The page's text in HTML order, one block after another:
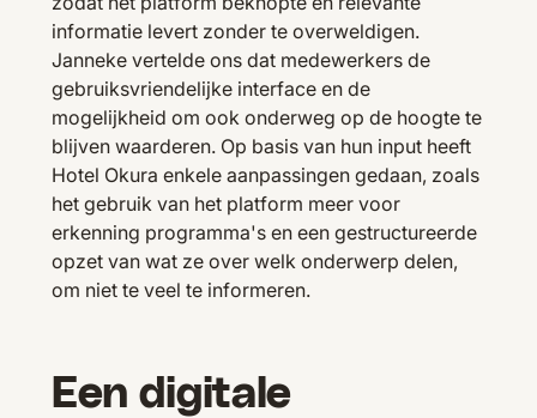
informatie levert zonder te overweldigen.
Janneke vertelde ons dat medewerkers de
gebruiksvriendelijke interface en de
mogelijkheid om ook onderweg op de hoogte te
blijven waarderen. Op basis van hun input heeft
Hotel Okura enkele aanpassingen gedaan, zoals
het gebruik van het platform meer voor
erkenning programma's en een gestructureerde
opzet van wat ze over welk onderwerp delen,
om niet te veel te informeren.
Een digitale